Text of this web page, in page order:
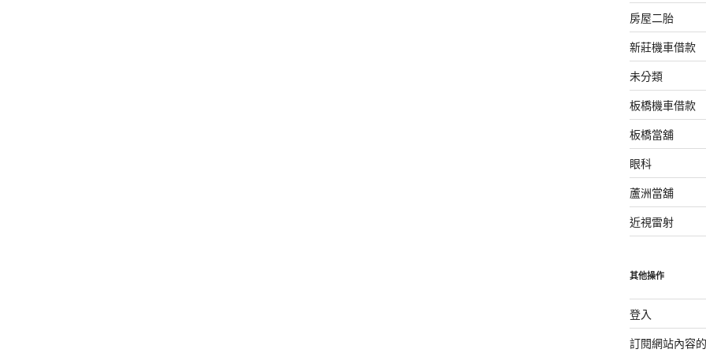
房屋二胎
新莊機車借款
未分類
板橋機車借款
板橋當舖
眼科
蘆洲當舖
近視雷射
其他操作
登入
訂閱網站內容